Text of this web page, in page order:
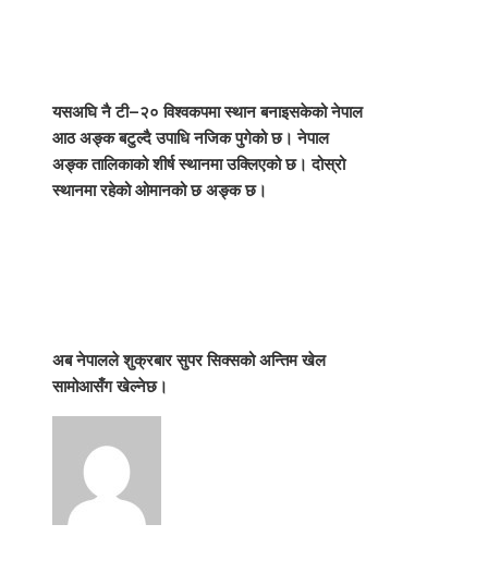
यसअघि नै टी–२० विश्वकपमा स्थान बनाइसकेको नेपाल
आठ अङ्क बटुल्दै उपाधि नजिक पुगेको छ। नेपाल
अङ्क तालिकाको शीर्ष स्थानमा उक्लिएको छ। दोस्रो
स्थानमा रहेको ओमानको छ अङ्क छ।
अब नेपालले शुक्रबार सुपर सिक्सको अन्तिम खेल
सामोआसँग खेल्नेछ।